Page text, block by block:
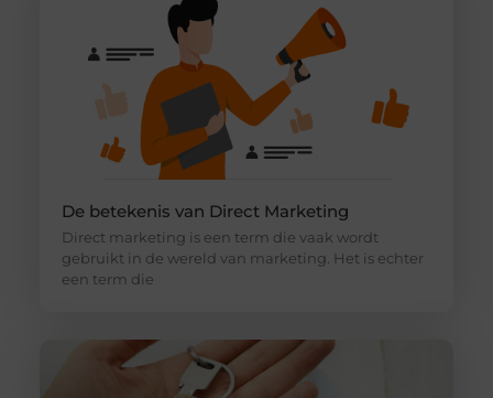
De betekenis van Direct Marketing
Direct marketing is een term die vaak wordt
gebruikt in de wereld van marketing. Het is echter
een term die